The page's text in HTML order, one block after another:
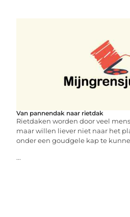
Van pannendak naar rietdak
Rietdaken worden door veel
maar willen liever niet naar het
onder een goudgele kap te
...